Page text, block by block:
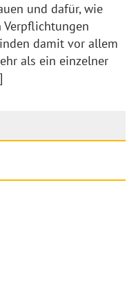
und dafür, wie
damit vor allem
als ein einzelner